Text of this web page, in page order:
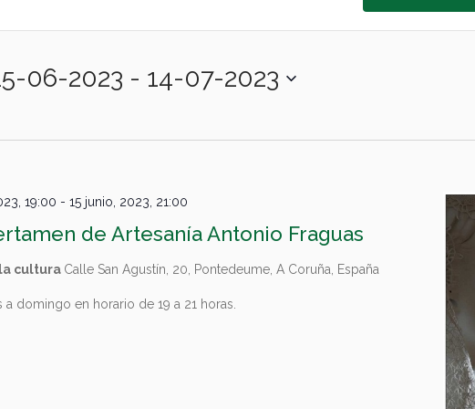
06-2023 - 14-07-2023
de Artesanía Antonio Fraguas
19:00 - 15 junio, 2023, 21:00
cultura Calle San Agustín, 20, Pontedeume, A Coruña, España
a domingo en horario de 19 a 21 horas.